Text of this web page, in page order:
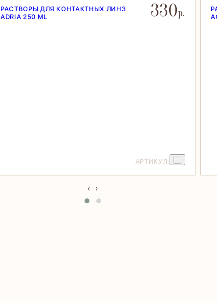
РАСТВОРЫ ДЛЯ КОНТАКТНЫХ ЛИНЗ
ADRIA 250 ML
330р.
АРТИКУЛ:
‹ ›